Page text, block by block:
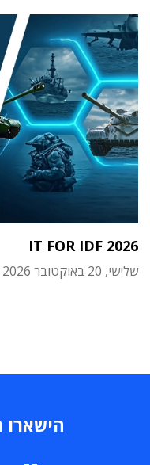
IT FOR IDF 2026
שלישי, 20 באוקטובר 2026
הישארו